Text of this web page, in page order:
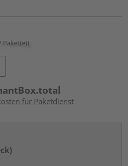
Paket(e))
für Paketdienst